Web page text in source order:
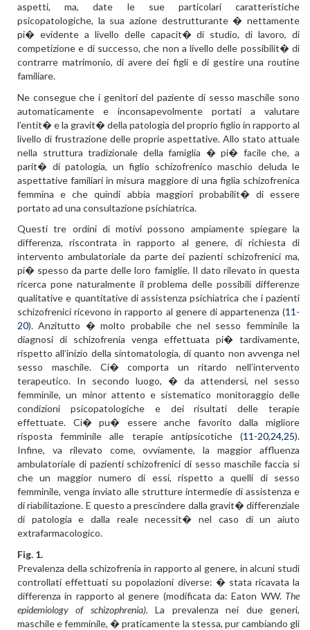
aspetti, ma, date le sue particolari caratteristiche
psicopatologiche, la sua azione destrutturante � nettamente
pi� evidente a livello delle capacit� di studio, di lavoro, di
competizione e di successo, che non a livello delle possibilit� di
contrarre matrimonio, di avere dei figli e di gestire una routine
familiare.
Ne consegue che i genitori del paziente di sesso maschile sono
automaticamente e inconsapevolmente portati a valutare
l’entit� e la gravit� della patologia del proprio figlio in rapporto al
livello di frustrazione delle proprie aspettative. Allo stato attuale
nella struttura tradizionale della famiglia � pi� facile che, a
parit� di patologia, un figlio schizofrenico maschio deluda le
aspettative familiari in misura maggiore di una figlia schizofrenica
femmina e che quindi abbia maggiori probabilit� di essere
portato ad una consultazione psichiatrica.
Questi tre ordini di motivi possono ampiamente spiegare la
differenza, riscontrata in rapporto al genere, di richiesta di
intervento ambulatoriale da parte dei pazienti schizofrenici ma,
pi� spesso da parte delle loro famiglie. Il dato rilevato in questa
ricerca pone naturalmente il problema delle possibili differenze
qualitative e quantitative di assistenza psichiatrica che i pazienti
schizofrenici ricevono in rapporto al genere di appartenenza (11-
20). Anzitutto � molto probabile che nel sesso femminile la
diagnosi di schizofrenia venga effettuata pi� tardivamente,
rispetto all’inizio della sintomatologia, di quanto non avvenga nel
sesso maschile. Ci� comporta un ritardo nell’intervento
terapeutico. In secondo luogo, � da attendersi, nel sesso
femminile, un minor attento e sistematico monitoraggio delle
condizioni psicopatologiche e dei risultati delle terapie
effettuate. Ci� pu� essere anche favorito dalla migliore
risposta femminile alle terapie antipsicotiche (11-20,24,25).
Infine, va rilevato come, ovviamente, la maggior affluenza
ambulatoriale di pazienti schizofrenici di sesso maschile faccia si
che un maggior numero di essi, rispetto a quelli di sesso
femminile, venga inviato alle strutture intermedie di assistenza e
di riabilitazione. E questo a prescindere dalla gravit� differenziale
di patologia e dalla reale necessit� nel caso di un aiuto
extrafarmacologico.
Fig. 1.
Prevalenza della schizofrenia in rapporto al genere, in alcuni studi
controllati effettuati su popolazioni diverse: � stata ricavata la
differenza in rapporto al genere (modificata da: Eaton WW. The
epidemiology of schizophrenia).La prevalenza nei due generi,
maschile e femminile, � praticamente la stessa, pur cambiando gli